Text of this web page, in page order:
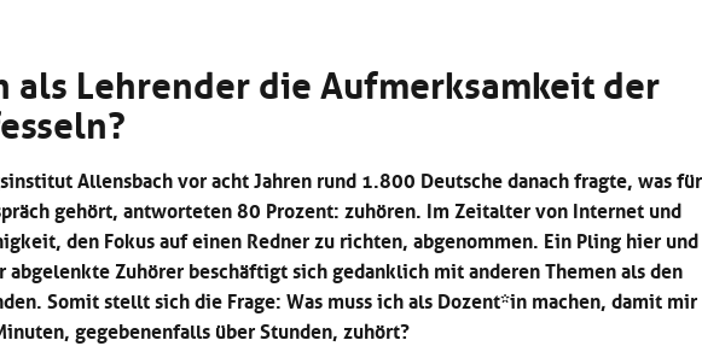
als Lehrender die Aufmerksamkeit der
Allensbach vor acht Jahren rund 1.800 Deutsche danach fragte, was für
gehört, antworteten 80 Prozent: zuhören. Im Zeitalter von Internet und
den Fokus auf einen Redner zu richten, abgenommen. Ein Pling hier und
abgelenkte Zuhörer beschäftigt sich gedanklich mit anderen Themen als den
Somit stellt sich die Frage: Was muss ich als Dozent*in machen, damit mir
gegebenenfalls über Stunden, zuhört?